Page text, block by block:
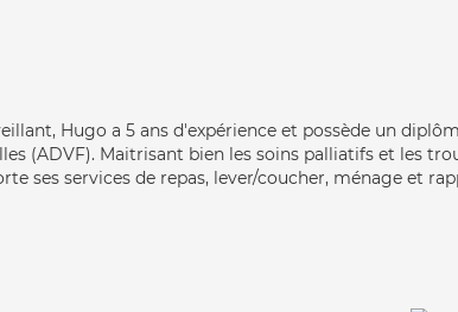
Hugo a 5 ans d'expérience et possède un
(ADVF). Maitrisant bien les soins palliatifs et les
ses services de repas, lever/coucher, ménage et